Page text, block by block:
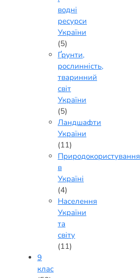
водні
ресурси
України
(5)
Ґрунти,
рослинність,
тваринний
світ
України
(5)
Ландшафти
України
(11)
Природокористування
в
Україні
(4)
Населення
України
та
світу
(11)
9
клас